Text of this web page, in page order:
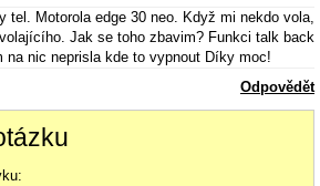
tel. Motorola edge 30 neo. Když mi nekdo vola,
Jak se toho zbavim? Funkci talk back
na nic neprisla kde to vypnout Díky moc!
Odpovědět